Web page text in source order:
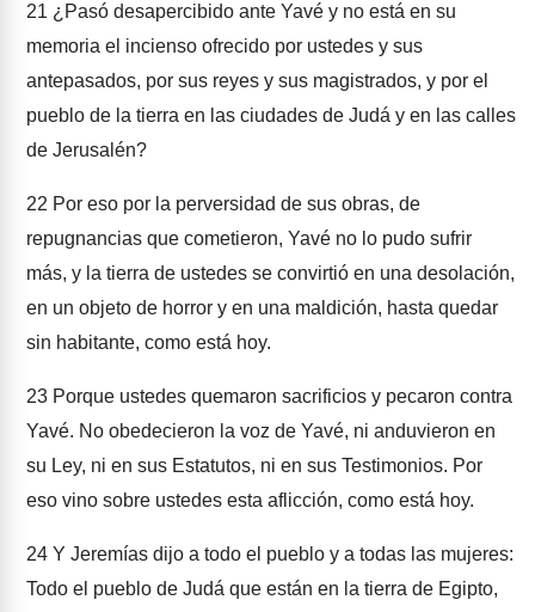
21 ¿Pasó desapercibido ante Yavé y no está en su
memoria el incienso ofrecido por ustedes y sus
antepasados, por sus reyes y sus magistrados, y por el
pueblo de la tierra en las ciudades de Judá y en las calles
de Jerusalén?
22 Por eso por la perversidad de sus obras, de
repugnancias que cometieron, Yavé no lo pudo sufrir
más, y la tierra de ustedes se convirtió en una desolación,
en un objeto de horror y en una maldición, hasta quedar
sin habitante, como está hoy.
23 Porque ustedes quemaron sacrificios y pecaron contra
Yavé. No obedecieron la voz de Yavé, ni anduvieron en
su Ley, ni en sus Estatutos, ni en sus Testimonios. Por
eso vino sobre ustedes esta aflicción, como está hoy.
24 Y Jeremías dijo a todo el pueblo y a todas las mujeres:
Todo el pueblo de Judá que están en la tierra de Egipto,